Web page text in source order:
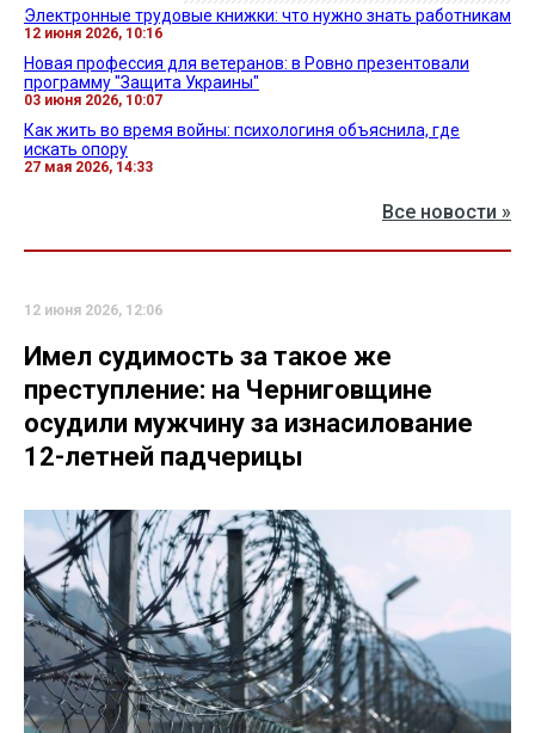
Электронные трудовые книжки: что нужно знать работникам
12 июня 2026, 10:16
Новая профессия для ветеранов: в Ровно презентовали
программу "Защита Украины"
03 июня 2026, 10:07
Как жить во время войны: психологиня объяснила, где
искать опору
27 мая 2026, 14:33
Все новости »
12 июня 2026, 12:06
Имел судимость за такое же
преступление: на Черниговщине
осудили мужчину за изнасилование
12-летней падчерицы